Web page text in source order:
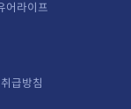
라이프
급방침